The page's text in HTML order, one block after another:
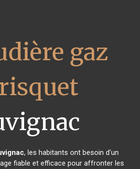
gaz
, les habitants ont besoin d'un
fiable et efficace pour affronter les